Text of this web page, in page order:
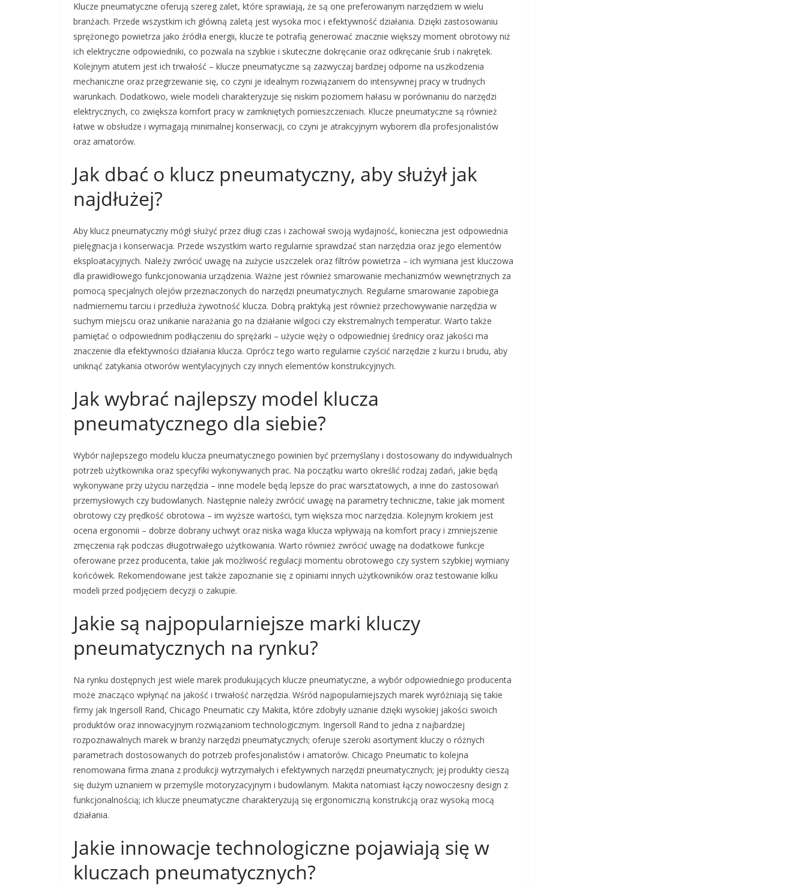
Klucze pneumatyczne oferują szereg zalet, które sprawiają, że są one preferowanym narzędziem w wielu
branżach. Przede wszystkim ich główną zaletą jest wysoka moc i efektywność działania. Dzięki zastosowaniu
sprężonego powietrza jako źródła energii, klucze te potrafią generować znacznie większy moment obrotowy niż
ich elektryczne odpowiedniki, co pozwala na szybkie i skuteczne dokręcanie oraz odkręcanie śrub i nakrętek.
Kolejnym atutem jest ich trwałość – klucze pneumatyczne są zazwyczaj bardziej odporne na uszkodzenia
mechaniczne oraz przegrzewanie się, co czyni je idealnym rozwiązaniem do intensywnej pracy w trudnych
warunkach. Dodatkowo, wiele modeli charakteryzuje się niskim poziomem hałasu w porównaniu do narzędzi
elektrycznych, co zwiększa komfort pracy w zamkniętych pomieszczeniach. Klucze pneumatyczne są również
łatwe w obsłudze i wymagają minimalnej konserwacji, co czyni je atrakcyjnym wyborem dla profesjonalistów
oraz amatorów.
Jak dbać o klucz pneumatyczny, aby służył jak
najdłużej?
Aby klucz pneumatyczny mógł służyć przez długi czas i zachował swoją wydajność, konieczna jest odpowiednia
pielęgnacja i konserwacja. Przede wszystkim warto regularnie sprawdzać stan narzędzia oraz jego elementów
eksploatacyjnych. Należy zwrócić uwagę na zużycie uszczelek oraz filtrów powietrza – ich wymiana jest kluczowa
dla prawidłowego funkcjonowania urządzenia. Ważne jest również smarowanie mechanizmów wewnętrznych za
pomocą specjalnych olejów przeznaczonych do narzędzi pneumatycznych. Regularne smarowanie zapobiega
nadmiernemu tarciu i przedłuża żywotność klucza. Dobrą praktyką jest również przechowywanie narzędzia w
suchym miejscu oraz unikanie narażania go na działanie wilgoci czy ekstremalnych temperatur. Warto także
pamiętać o odpowiednim podłączeniu do sprężarki – użycie węży o odpowiedniej średnicy oraz jakości ma
znaczenie dla efektywności działania klucza. Oprócz tego warto regularnie czyścić narzędzie z kurzu i brudu, aby
uniknąć zatykania otworów wentylacyjnych czy innych elementów konstrukcyjnych.
Jak wybrać najlepszy model klucza
pneumatycznego dla siebie?
Wybór najlepszego modelu klucza pneumatycznego powinien być przemyślany i dostosowany do indywidualnych
potrzeb użytkownika oraz specyfiki wykonywanych prac. Na początku warto określić rodzaj zadań, jakie będą
wykonywane przy użyciu narzędzia – inne modele będą lepsze do prac warsztatowych, a inne do zastosowań
przemysłowych czy budowlanych. Następnie należy zwrócić uwagę na parametry techniczne, takie jak moment
obrotowy czy prędkość obrotowa – im wyższe wartości, tym większa moc narzędzia. Kolejnym krokiem jest
ocena ergonomii – dobrze dobrany uchwyt oraz niska waga klucza wpływają na komfort pracy i zmniejszenie
zmęczenia rąk podczas długotrwałego użytkowania. Warto również zwrócić uwagę na dodatkowe funkcje
oferowane przez producenta, takie jak możliwość regulacji momentu obrotowego czy system szybkiej wymiany
końcówek. Rekomendowane jest także zapoznanie się z opiniami innych użytkowników oraz testowanie kilku
modeli przed podjęciem decyzji o zakupie.
Jakie są najpopularniejsze marki kluczy
pneumatycznych na rynku?
Na rynku dostępnych jest wiele marek produkujących klucze pneumatyczne, a wybór odpowiedniego producenta
może znacząco wpłynąć na jakość i trwałość narzędzia. Wśród najpopularniejszych marek wyróżniają się takie
firmy jak Ingersoll Rand, Chicago Pneumatic czy Makita, które zdobyły uznanie dzięki wysokiej jakości swoich
produktów oraz innowacyjnym rozwiązaniom technologicznym. Ingersoll Rand to jedna z najbardziej
rozpoznawalnych marek w branży narzędzi pneumatycznych; oferuje szeroki asortyment kluczy o różnych
parametrach dostosowanych do potrzeb profesjonalistów i amatorów. Chicago Pneumatic to kolejna
renomowana firma znana z produkcji wytrzymałych i efektywnych narzędzi pneumatycznych; jej produkty cieszą
się dużym uznaniem w przemyśle motoryzacyjnym i budowlanym. Makita natomiast łączy nowoczesny design z
funkcjonalnością; ich klucze pneumatyczne charakteryzują się ergonomiczną konstrukcją oraz wysoką mocą
działania.
Jakie innowacje technologiczne pojawiają się w
kluczach pneumatycznych?